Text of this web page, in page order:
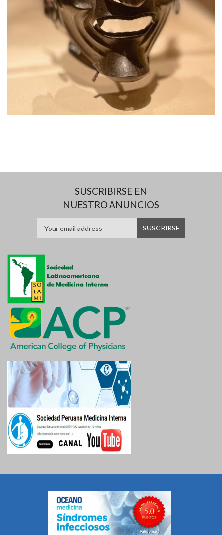
SUSCRIBIRSE EN
NUESTRO ANUNCIOS